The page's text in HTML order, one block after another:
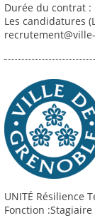
Durée du contrat :
Les candidatures
UNITÉ Résilience
Fonction